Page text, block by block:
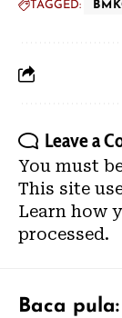
TAGGED:
Leave a
You must
This site
Learn how
processed.
Baca pula: